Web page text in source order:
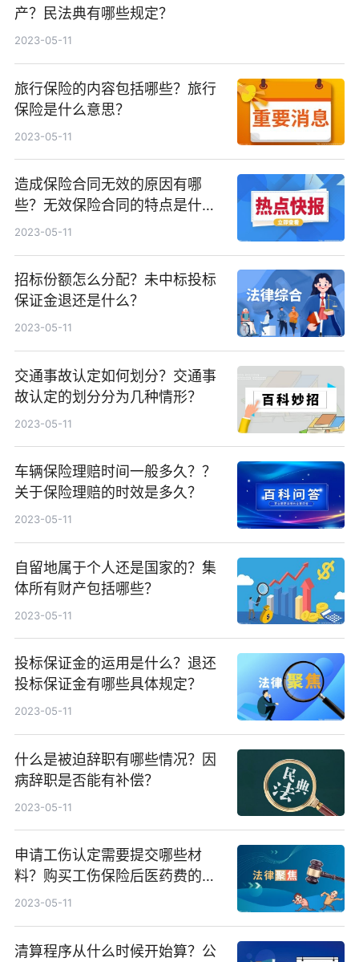
产？民法典有哪些规定？
2023-05-11
旅行保险的内容包括哪些？旅行
保险是什么意思？
2023-05-11
造成保险合同无效的原因有哪
些？无效保险合同的特点是什
么？
2023-05-11
招标份额怎么分配？未中标投标
保证金退还是什么？
2023-05-11
交通事故认定如何划分？交通事
故认定的划分分为几种情形？
2023-05-11
车辆保险理赔时间一般多久？？
关于保险理赔的时效是多久？
2023-05-11
自留地属于个人还是国家的？集
体所有财产包括哪些？
2023-05-11
投标保证金的运用是什么？退还
投标保证金有哪些具体规定？
2023-05-11
什么是被迫辞职有哪些情况？因
病辞职是否能有补偿？
2023-05-11
申请工伤认定需要提交哪些材
料？购买工伤保险后医药费的报
销方式是什么？
2023-05-11
清算程序从什么时候开始算？公